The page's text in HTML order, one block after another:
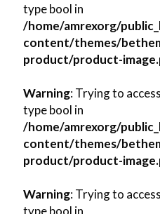
type bool in
/home/amrexorg/
content/themes/
product/product-
Warning: Trying to
type bool in
/home/amrexorg/
content/themes/
product/product-
Warning: Trying to
type bool in